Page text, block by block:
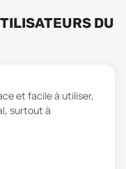
DU
et facile à utiliser,
surtout à